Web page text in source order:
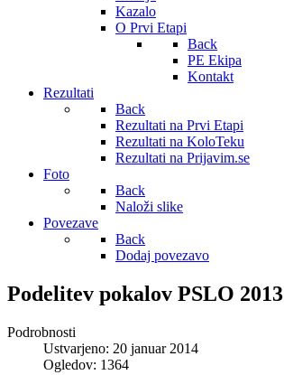
Kazalo
O Prvi Etapi
Back
PE Ekipa
Kontakt
Rezultati
Back
Rezultati na Prvi Etapi
Rezultati na KoloTeku
Rezultati na Prijavim.se
Foto
Back
Naloži slike
Povezave
Back
Dodaj povezavo
Podelitev pokalov PSLO 2013
Podrobnosti
Ustvarjeno: 20 januar 2014
Ogledov: 1364